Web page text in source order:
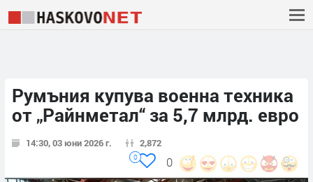
Румъния купува военна техника
от „Райнметал“ за 5,7 млрд. евро
14:30, 03 юни 2026 г. 2,872
0
0